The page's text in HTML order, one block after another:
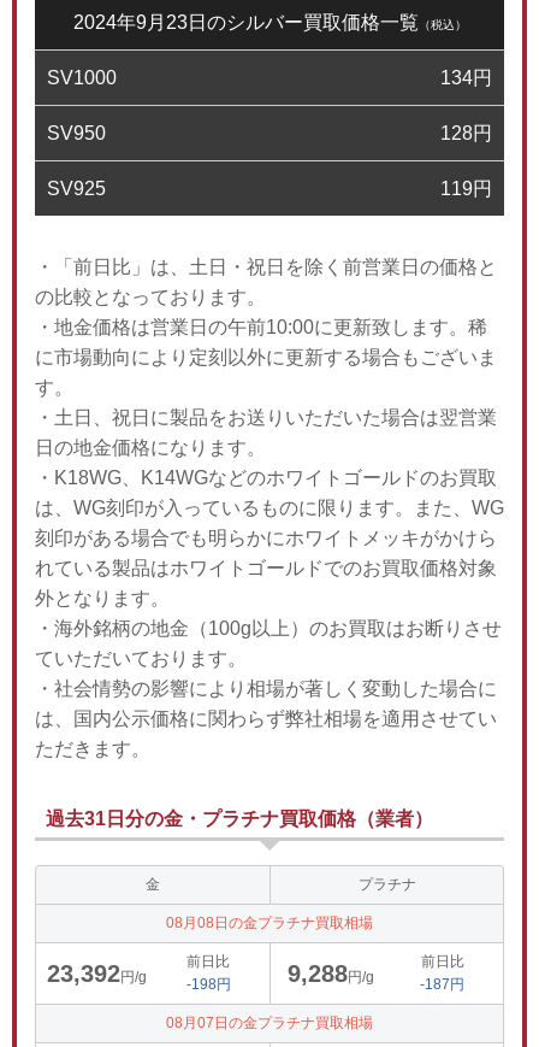
2024年9月23日のシルバー買取価格一覧 （税込）
SV1000 134円
SV950 128円
SV925 119円
・「前日比」は、土日・祝日を除く前営業日の価格と
の比較となっております。
・地金価格は営業日の午前10:00に更新致します。稀
に市場動向により定刻以外に更新する場合もございま
す。
・土日、祝日に製品をお送りいただいた場合は翌営業
日の地金価格になります。
・K18WG、K14WGなどのホワイトゴールドのお買取
は、WG刻印が入っているものに限ります。また、WG
刻印がある場合でも明らかにホワイトメッキがかけら
れている製品はホワイトゴールドでのお買取価格対象
外となります。
・海外銘柄の地金（100g以上）のお買取はお断りさせ
ていただいております。
・社会情勢の影響により相場が著しく変動した場合に
は、国内公示価格に関わらず弊社相場を適用させてい
ただきます。
過去31日分の金・プラチナ買取価格（業者）
金 プラチナ
08月08日の金プラチナ買取相場
23,392円/g
前日比
-198円
9,288円/g
前日比
-187円
08月07日の金プラチナ買取相場